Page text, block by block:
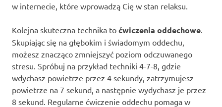
w internecie, które wprowadzą Cię w stan relaksu.
Kolejna skuteczna technika to ćwiczenia oddechowe
Skupiając się na głębokim i świadomym oddechu,
możesz znacząco zmniejszyć poziom odczuwanego
stresu. Spróbuj na przykład techniki 4-7-8, gdzie
wdychasz powietrze przez 4 sekundy, zatrzymujesz
powietrze na 7 sekund, a następnie wydychasz je przez
8 sekund. Regularne ćwiczenie oddechu pomaga w